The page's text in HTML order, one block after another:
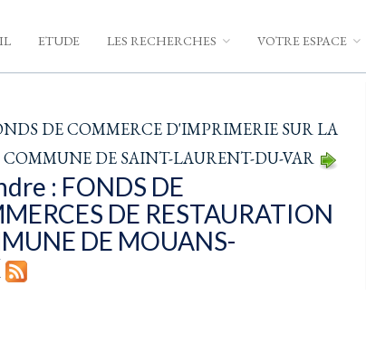
ETUDE LES RECHERCHES VOTRE ESPACE
DE COMMERCE D'IMPRIMERIE SUR LA
COMMUNE DE SAINT-LAURENT-DU-VAR
: FONDS DE
DE RESTAURATION
DE MOUANS-